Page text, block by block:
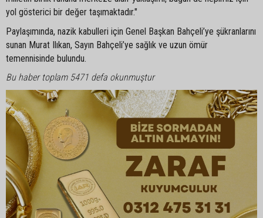
yol gösterici bir değer taşımaktadır."
Paylaşımında, nazik kabulleri için Genel Başkan Bahçeli’ye şükranlarını
sunan Murat Ilıkan, Sayın Bahçeli’ye sağlık ve uzun ömür
temennisinde bulundu.
Bu haber toplam 5471 defa okunmuştur